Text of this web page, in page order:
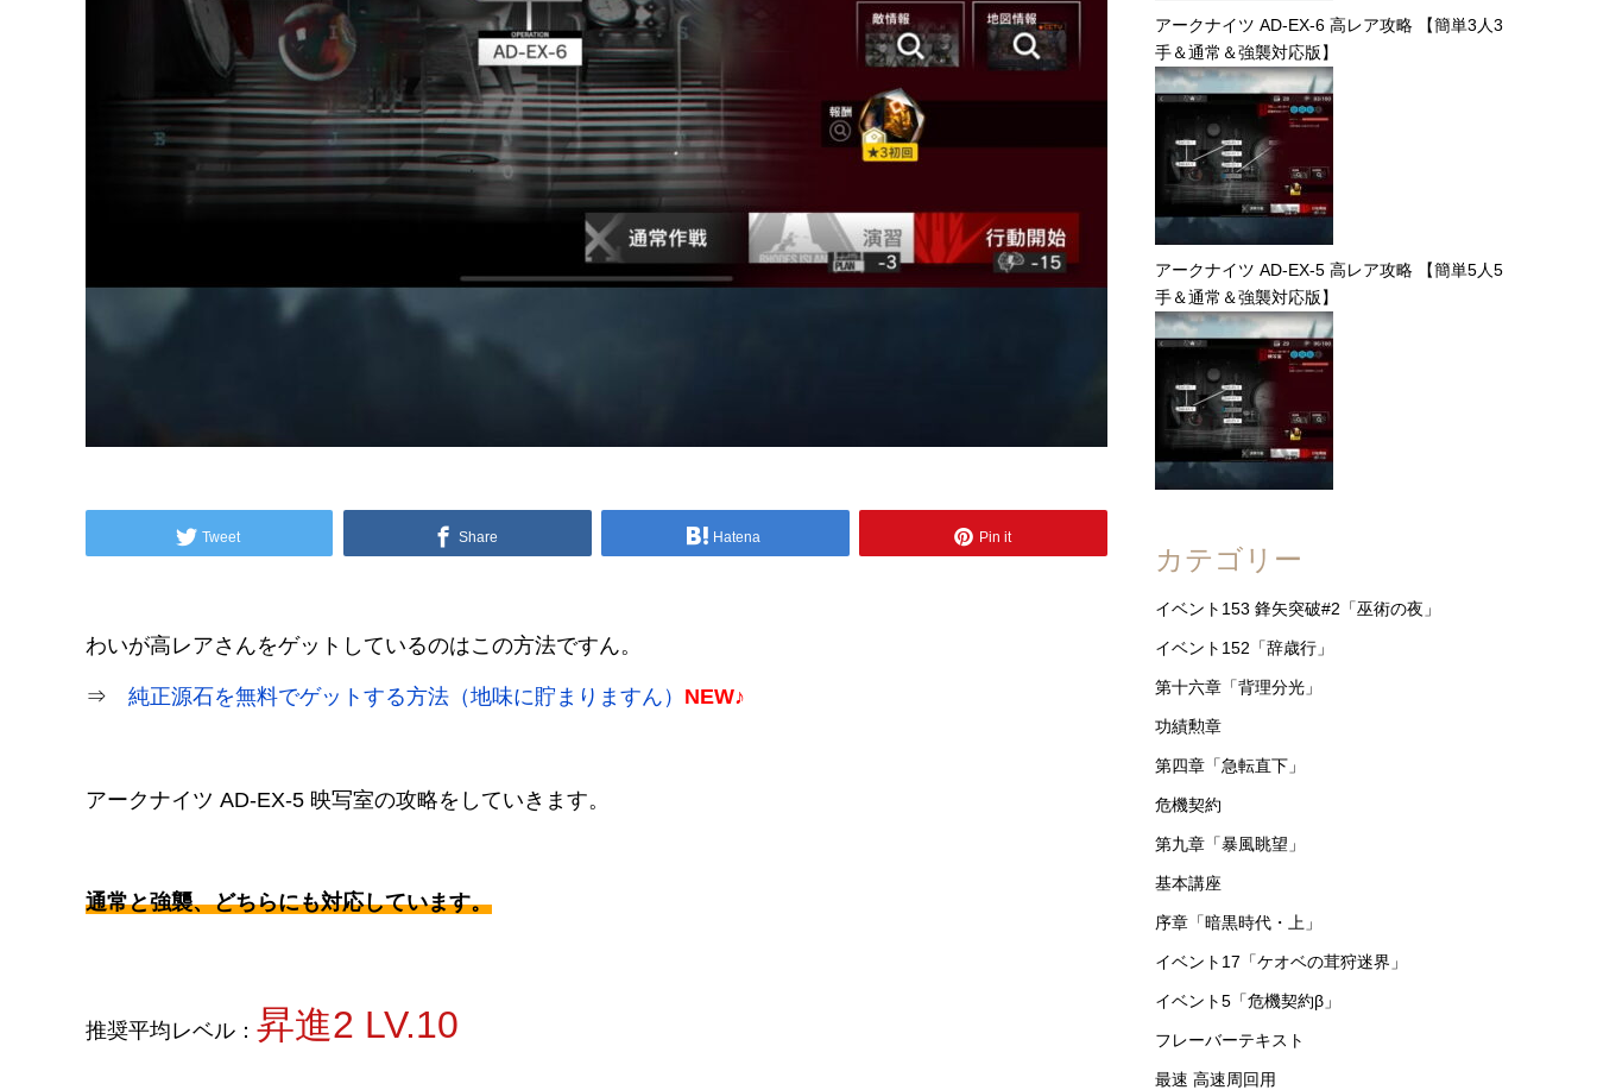
Tweet Share Hatena Pin it
わいが高レアさんをゲットしているのはこの方法ですん。
⇒ 純正源石を無料でゲットする方法（地味に貯まりますん） NEW♪
アークナイツ AD-EX-5 映写室の攻略をしていきます。
通常と強襲、どちらにも対応しています。
推奨平均レベル： 昇進2 LV.10
アークナイツ AD-EX-6 高レア攻略 【簡単3人3
手＆通常＆強襲対応版】
アークナイツ AD-EX-5 高レア攻略 【簡単5人5
手＆通常＆強襲対応版】
カテゴリー
イベント153 鋒矢突破#2「巫術の夜」
イベント152「辞歳行」
第十六章「背理分光」
功績勲章
第四章「急転直下」
危機契約
第九章「暴風眺望」
基本講座
序章「暗黒時代・上」
イベント17「ケオベの茸狩迷界」
イベント5「危機契約β」
フレーバーテキスト
最速 高速周回用